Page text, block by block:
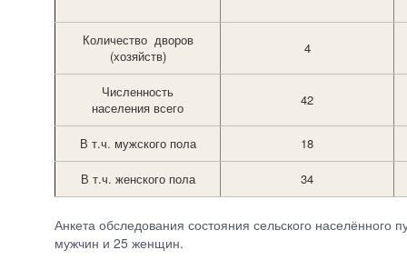
Количество дворов
(хозяйств)
4
Численность
населения всего
42
В т.ч. мужского пола 18
В т.ч. женского пола 34
Анкета обследования состояния сельского
мужчин и 25 женщин.